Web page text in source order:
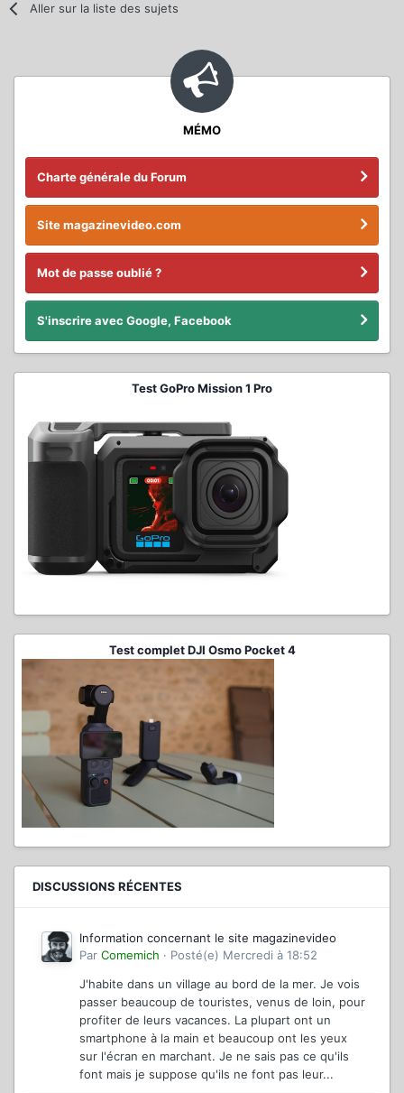
Aller sur la liste des sujets
MÉMO
Charte générale du Forum
Site magazinevideo.com
Mot de passe oublié ?
S'inscrire avec Google, Facebook
Test GoPro Mission 1 Pro
Test complet DJI Osmo Pocket 4
DISCUSSIONS RÉCENTES
Information concernant le site magazinevideo
Par Comemich · Posté(e) Mercredi à 18:52
J'habite dans un village au bord de la mer. Je vois
passer beaucoup de touristes, venus de loin, pour
profiter de leurs vacances. La plupart ont un
smartphone à la main et beaucoup ont les yeux
sur l'écran en marchant. Je ne sais pas ce qu'ils
font mais je suppose qu'ils ne font pas leur...